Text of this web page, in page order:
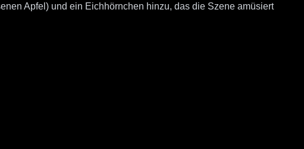
Apfel) und ein Eichhörnchen hinzu, das die Szene amüsiert